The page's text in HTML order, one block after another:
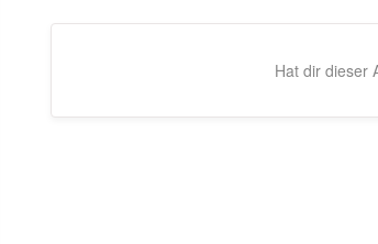
Hat dir dieser